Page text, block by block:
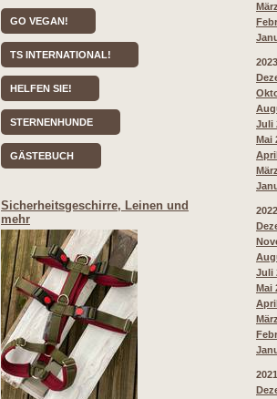
GO VEGAN!
TS INTERNATIONAL!
HELFEN SIE!
STERNENHUNDE
GÄSTEBUCH
Sicherheitsgeschirre, Leinen und
mehr
2023
Juli
Mai
2022
Juli
Mai
2021